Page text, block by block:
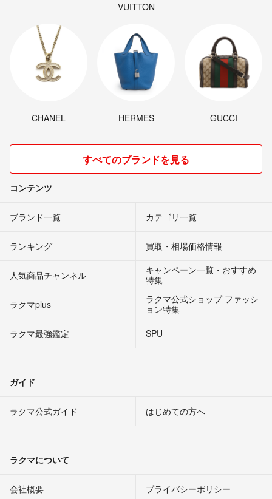
VUITTON
CHANEL HERMES GUCCI
すべてのブランドを見る
コンテンツ
ブランド一覧 カテゴリ一覧
ランキング 買取・相場価格情報
人気商品チャンネル
キャンペーン一覧・おすすめ
特集
ラクマplus
ラクマ公式ショップ ファッシ
ョン特集
ラクマ最強鑑定
SPU
ガイド
ラクマ公式ガイド はじめての方へ
ラクマについて
会社概要 プライバシーポリシー